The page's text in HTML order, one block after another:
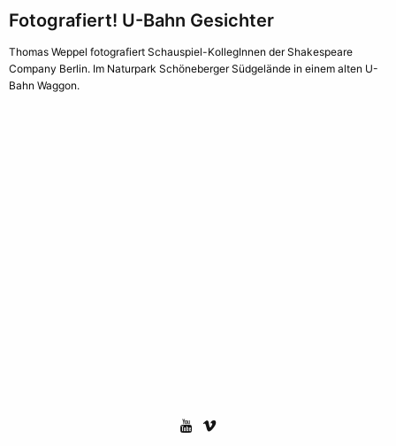
Fotografiert! U-Bahn Gesichter
Thomas Weppel fotografiert Schauspiel-KollegInnen der Shakespeare
Company Berlin. Im Naturpark Schöneberger Südgelände in einem alten U-
Bahn Waggon.